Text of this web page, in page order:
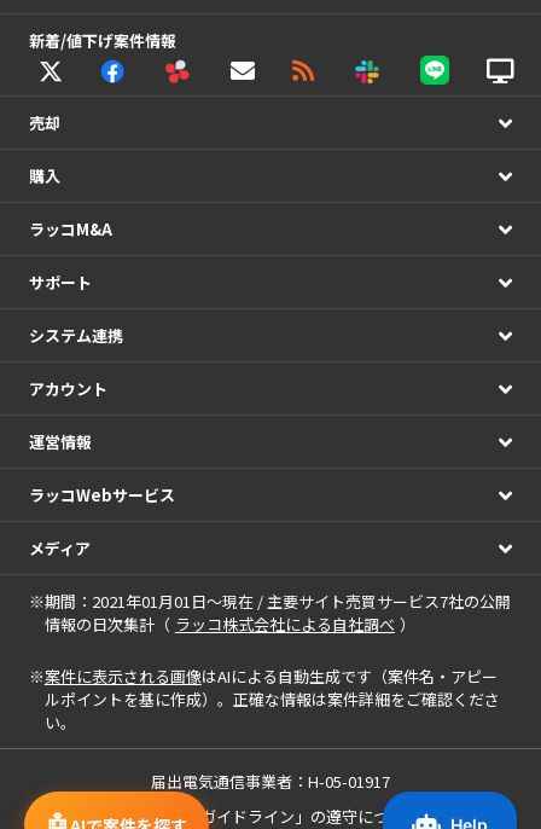
新着/値下げ案件情報
売却
購入
ラッコM&A
サポート
システム連携
アカウント
運営情報
ラッコWebサービス
メディア
※期間：2021年01月01日～現在 / 主要サイト売買サービス7社の公開
情報の日次集計（ ラッコ株式会社による自社調べ ）
※案件に表示される画像はAIによる自動生成です（案件名・アピー
ルポイントを基に作成）。正確な情報は案件詳細をご確認くださ
い。
届出電気通信事業者：H-05-01917
「中小M&Aガイドライン」の遵守について